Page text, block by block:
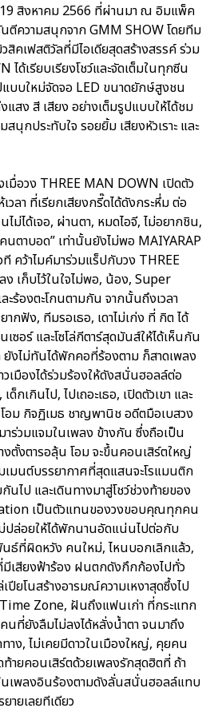
สิงหาคม 2566 ที่ผ่านมา ณ อิมแพ็ค
ตีความสนุกจาก GMM SHOW โดยทีม
คเฟสติวัลที่มีไอเดียสุดสร้างสรรค์ ร่วม
ได้เรียบเรียงโชว์และจัดเต็มในทุกซีน
บบใหม่จัดจอ LED ขนาดยักษ์สูงชน
แสง สี เสียง อย่างเต็มรูปแบบให้ได้ชม
นุกประทับใจ รอยยิ้ม เสียงหัวเราะ และ
เมื่อวง THREE MAN DOWN เปิดตัว
วลา ที่เรียกเสียงกรี๊ดได้ดังกระหึ่ม ต่อ
ม่ได้เจอ, ผ่านตา, หมดไอจี, ไม่อยากชิน,
ตาบอด” เท่านั้นยังไม่พอ MAIYARAP
ที คว้าไมค์มาร่วมแร็ปกับวง THREE
เก็บไว้ในใจไม่พอ, น้อง, Super
ะร้องตะโกนตามกัน จากนั้นถึงเวลา
ากฟัง, ทีมรอเธอ, เดาไม่เก่ง ที่ กิต ได้
ซอร์ และโซโล่กีตาร์สุดมันส์ให้ได้เห็นกัน
ยังไม่ทันได้พักคอที่ร้องตาม ก็สาดเพลง
เมืองได้ร่วมร้องให้ดังสนั่นฮอลล์ต่อ
ด็กเกินไป, ไปเถอะเธอ, เปิดตัวเขา และ
อม กิจฏิเมธ ชาญพานิช อดีตมือเบสวง
ร่วมแจมในเพลง ข้างกัน ซึ่งถือเป็น
ตั้งตารอลุ้น โอม จะขึ้นคอนเสิร์ตใหญ่
มนต์บรรยากาศที่สุดแสนจะโรแมนติก
นไป และเดินทางมาสู่โชว์ช่วงท้ายของ
เป็นตัวแทนของวงขอบคุณทุกคน
ปล่อยให้ได้พักนานอัดแน่นไปต่อกับ
ธ์ที่ผิดหวัง คนใหม่, ไหนบอกเลิกแล้ว,
มีเสียงฟ้าร้อง ฝนตกดังกึกก้องไปทั่ว
ปียโนสร้างอารมณ์ความเหงาสุดซึ้งไป
Zone, ฝันถึงแฟนเก่า ที่กระแทก
นที่ยังลืมไม่ลงได้หลั่งน้ำตา จนมาถึง
ง, ไม่เคยมีดาวในเมืองใหญ่, คุยคน
ท้ายคอนเสิร์ตด้วยเพลงรักสุดฮิตที่ ถ้า
นเพลงอินร้องตามดังลั่นสนั่นฮอลล์แทบ
ายเลยทีเดียว